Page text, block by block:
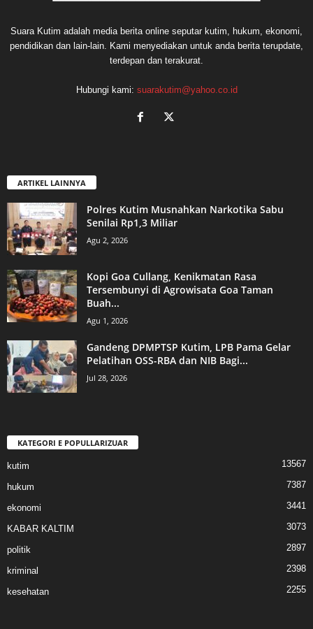
Suara Kutim adalah media berita online seputar kutim, hukum, ekonomi,
pendidikan dan lain-lain. Kami menyediakan untuk anda berita terupdate,
terdepan dan terakurat.
Hubungi kami: suarakutim@yahoo.co.id
ARTIKEL LAINNYA
Polres Kutim Musnahkan Narkotika Sabu
Senilai Rp1,3 Miliar
Agu 2, 2026
Kopi Goa Cullang, Kenikmatan Rasa
Tersembunyi di Agrowisata Goa Taman
Buah...
Agu 1, 2026
Gandeng DPMPTSP Kutim, LPB Pama Gelar
Pelatihan OSS-RBA dan NIB Bagi...
Jul 28, 2026
KATEGORI E POPULLARIZUAR
kutim 13567
hukum 7387
ekonomi 3441
KABAR KALTIM 3073
politik 2897
kriminal 2398
kesehatan 2255